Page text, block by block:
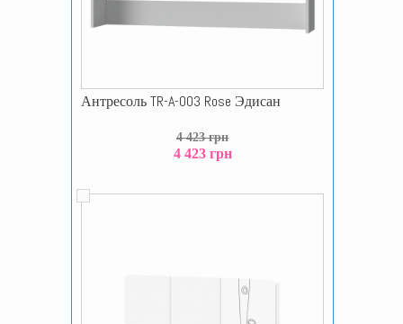
Антресоль TR-A-003 Rose Эдисан
4 423 грн
4 423 грн